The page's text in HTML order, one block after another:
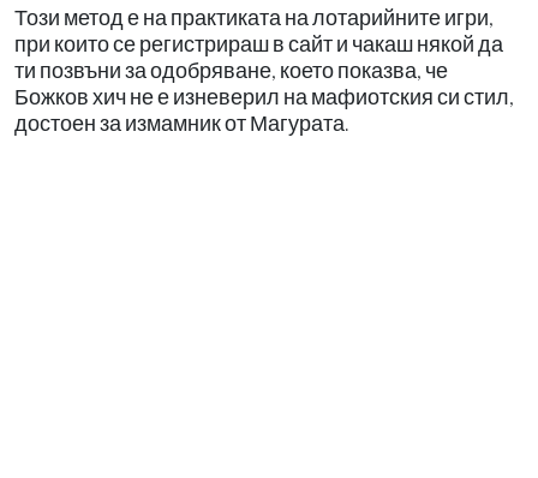
Този метод е на практиката на лотарийните игри,
при които се регистрираш в сайт и чакаш някой да
ти позвъни за одобряване, което показва, че
Божков хич не е изневерил на мафиотския си стил,
достоен за измамник от Магурата.